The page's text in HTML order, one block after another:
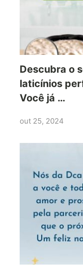
Descubra o
laticínios
Você já …
out 25, 2024